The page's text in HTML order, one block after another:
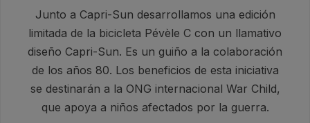
Junto a Capri-Sun desarrollamos una edición
limitada de la bicicleta Pévèle C con un llamativo
diseño Capri-Sun. Es un guiño a la colaboración
de los años 80. Los beneficios de esta iniciativa
se destinarán a la ONG internacional War Child,
que apoya a niños afectados por la guerra.